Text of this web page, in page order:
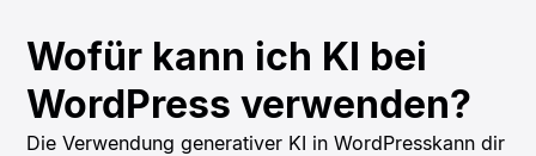
Wofür kann ich KI bei
WordPress verwenden?
Die Verwendung generativer KI in WordPresskann dir